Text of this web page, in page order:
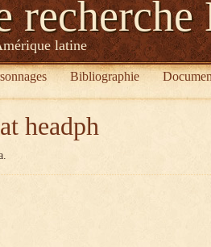
latine
Bibliographie
headph